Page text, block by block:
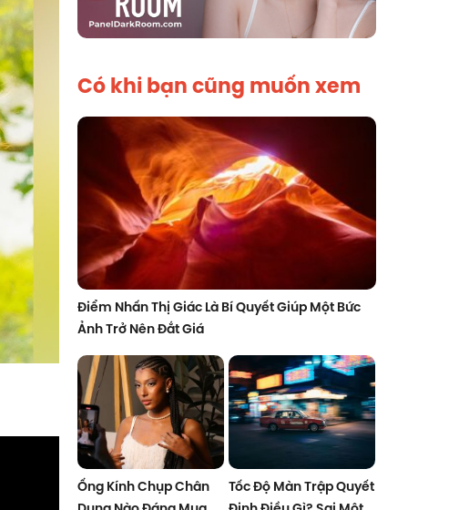
Có khi bạn cũng muốn xem
Điểm Nhấn Thị Giác Là Bí Quyết Giúp Một Bức
Ảnh Trở Nên Đắt Giá
Ống Kính Chụp Chân
Tốc Độ Màn Trập Quyết